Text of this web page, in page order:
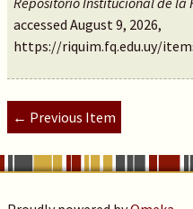
accessed August 9, 2026,
https://riquim.fq.edu.uy/
← Previous Item